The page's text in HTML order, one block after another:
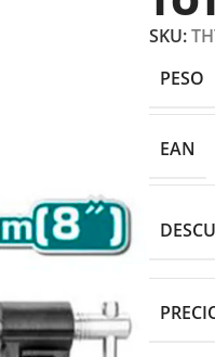
SKU:
PESO
EAN